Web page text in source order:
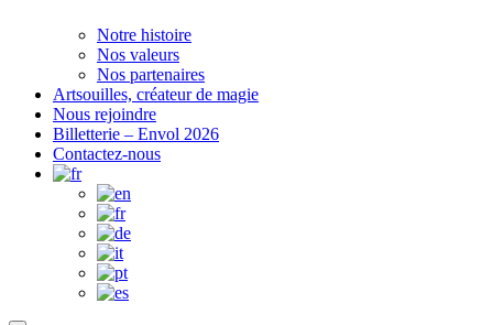
Notre histoire
Nos valeurs
Nos partenaires
Artsouilles, créateur de magie
Nous rejoindre
Billetterie – Envol 2026
Contactez-nous